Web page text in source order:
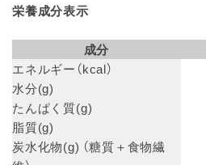
栄養成分表示
成分
エネルギー（kcal）
水分(g)
たんぱく質(g)
脂質(g)
炭水化物(g) （糖質＋食物繊